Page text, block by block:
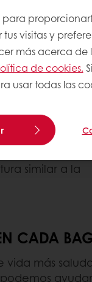
baguette,
de la
conocidos
enriquecida
similar a la
CADA
más
para
visitas y
más acerca
de cookies.
usar todas las